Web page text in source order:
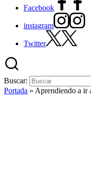
Facebook
instagram
Twitter
Buscar:
Portada » Aprendiendo a ir